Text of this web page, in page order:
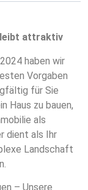
attraktiv
haben wir
Vorgaben
für Sie
Haus zu bauen,
als
dient als Ihr
Landschaft
– Unsere